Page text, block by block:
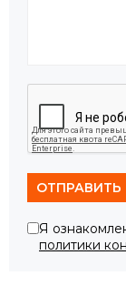
ОТПРАВИТЬ
Я
политики